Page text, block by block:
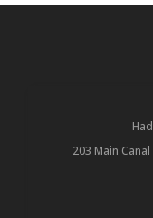
203 Main